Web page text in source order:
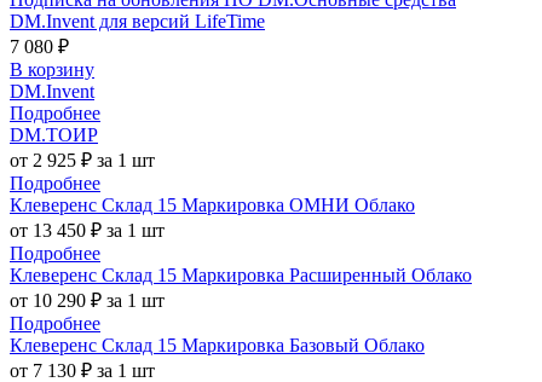
DM.Invent для версий LifeTime
7 080 ₽
В корзину
DM.Invent
Подробнее
DM.ТОИР
от 2 925 ₽ за 1 шт
Подробнее
Клеверенс Склад 15 Маркировка ОМНИ Облако
от 13 450 ₽ за 1 шт
Подробнее
Клеверенс Склад 15 Маркировка Расширенный Облако
от 10 290 ₽ за 1 шт
Подробнее
Клеверенс Склад 15 Маркировка Базовый Облако
от 7 130 ₽ за 1 шт